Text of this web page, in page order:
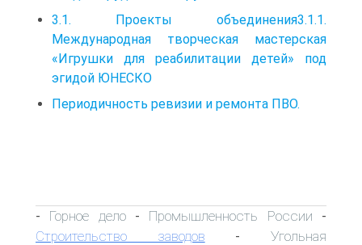
3.1. Проекты объединения3.1.1.
Международная творческая мастерская
«Игрушки для реабилитации детей» под
эгидой ЮНЕСКО
Периодичность ревизии и ремонта ПВО.
- Горное дело- Промышленность России -
Строительство заводов -Угольная